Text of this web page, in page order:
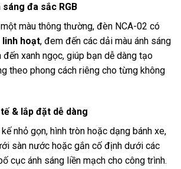
đa sắc RGB
màu thông thường, đèn NCA-02 có
linh hoạt, đem đến các dải màu ánh sáng
xanh ngọc, giúp bạn dễ dàng tạo
theo phong cách riêng cho từng không
& lắp đặt dễ dàng
nhỏ gọn, hình tròn hoặc dạng bánh xe,
sàn nước hoặc gắn cố định dưới các
cục ánh sáng liền mạch cho công trình.